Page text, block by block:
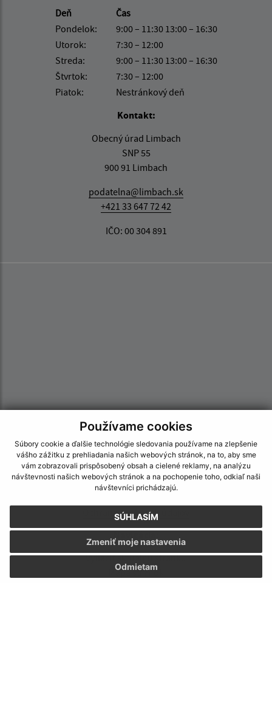
Používame cookies
Súbory cookie a ďalšie technológie sledovania používame na zlepšenie
vášho zážitku z prehliadania našich webových stránok, na to, aby sme
vám zobrazovali prispôsobený obsah a cielené reklamy, na analýzu
návštevnosti našich webových stránok a na pochopenie toho, odkiaľ naši
návštevníci prichádzajú.
SÚHLASÍM
Odmietam
Zmeniť moje nastavenia
Deň
Čas
Pondelok:
9:00 – 11:30 13:00 – 16:30
Utorok:
7:30 – 12:00
Streda:
9:00 – 11:30 13:00 – 16:30
Štvrtok:
7:30 – 12:00
Piatok:
Nestránkový deň
Kontakt:
Obecný úrad Limbach
SNP 55
900 91 Limbach
podatelna@limbach.sk
+421 33 647 72 42
IČO: 00 304 891
Informácie o stránke:
Vyhlásenie o prístupnosti
Ochrana osobných údajov
Navigácia:
Vytlačiť aktuálnu stránku
Mapa stránok